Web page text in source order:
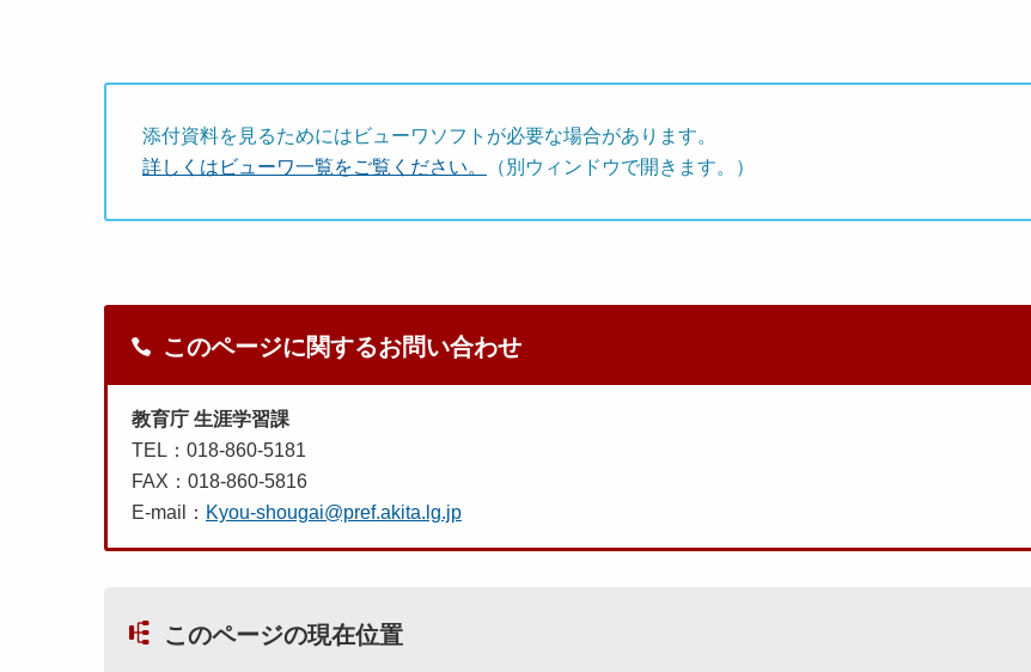
添付資料を見るためにはビューワソフトが必要な場合があります。
詳しくはビューワ一覧をご覧ください。
（別ウィンドウで開きます。）
このページに関するお問い合わせ
教育庁 生涯学習課
TEL：018-860-5181
FAX：018-860-5816
E-mail： Kyou-shougai@pref.akita.lg.jp
このページの現在位置